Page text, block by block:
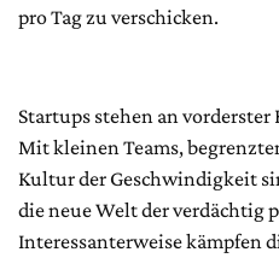
pro Tag zu verschicken.
Startups stehen an
Mit kleinen Teams,
Kultur der Geschwindigkeit
die neue Welt der verdächtig
Interessanterweise kämpfen